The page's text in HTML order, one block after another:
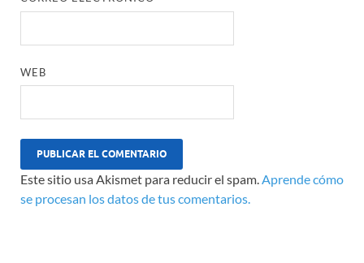
WEB
Este sitio usa Akismet para reducir el spam.Aprende cómo
se procesan los datos de tus comentarios.